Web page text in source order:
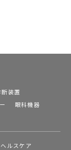
装置
眼科機器
ルスケア